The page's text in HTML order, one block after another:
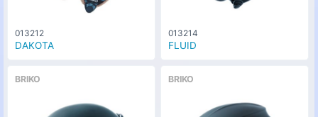
013212
DAKOTA
013214
FLUID
BRIKO BRIKO